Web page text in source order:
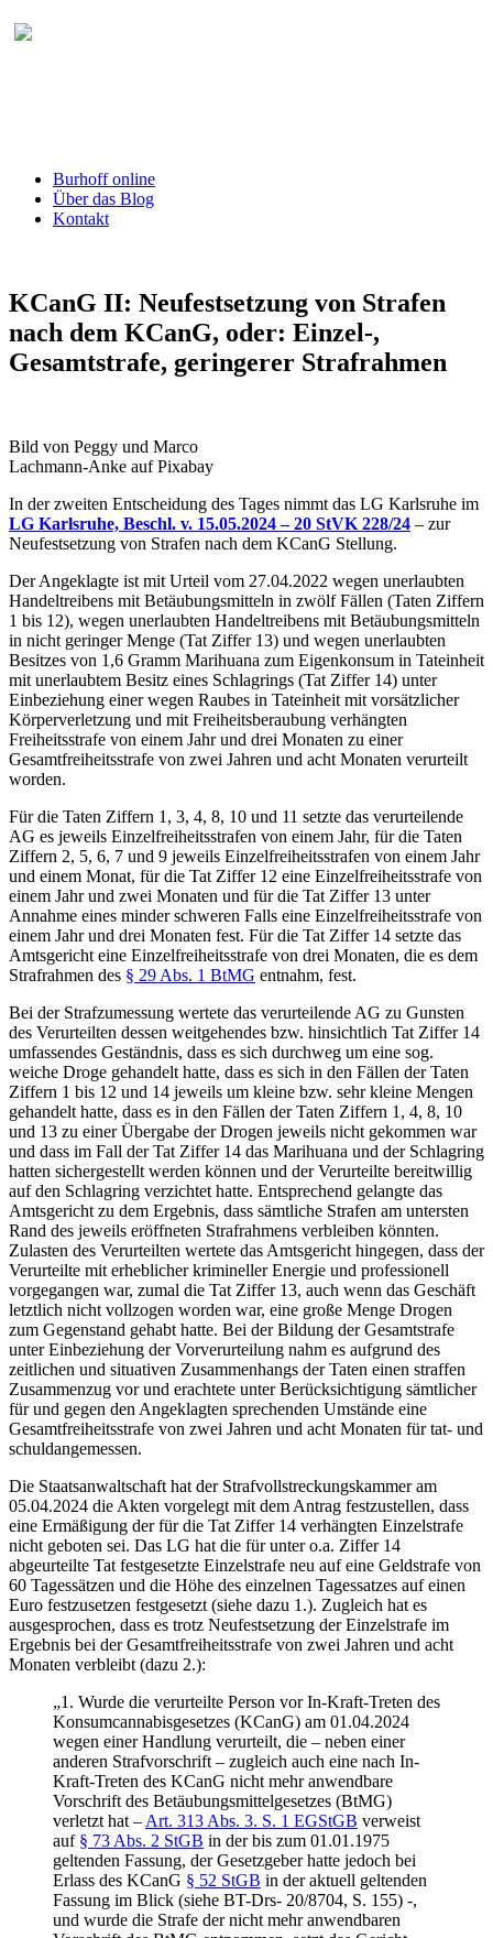
Burhoff online
Über das Blog
Kontakt
KCanG II: Neufestsetzung von Strafen
nach dem KCanG, oder: Einzel-,
Gesamtstrafe, geringerer Strafrahmen
Bild von Peggy und Marco
Lachmann-Anke auf Pixabay
In der zweiten Entscheidung des Tages nimmt das LG Karlsruhe im
LG Karlsruhe, Beschl. v. 15.05.2024 – 20 StVK 228/24 – zur
Neufestsetzung von Strafen nach dem KCanG Stellung.
Der Angeklagte ist mit Urteil vom 27.04.2022 wegen unerlaubten
Handeltreibens mit Betäubungsmitteln in zwölf Fällen (Taten Ziffern
1 bis 12), wegen unerlaubten Handeltreibens mit Betäubungsmitteln
in nicht geringer Menge (Tat Ziffer 13) und wegen unerlaubten
Besitzes von 1,6 Gramm Marihuana zum Eigenkonsum in Tateinheit
mit unerlaubtem Besitz eines Schlagrings (Tat Ziffer 14) unter
Einbeziehung einer wegen Raubes in Tateinheit mit vorsätzlicher
Körperverletzung und mit Freiheitsberaubung verhängten
Freiheitsstrafe von einem Jahr und drei Monaten zu einer
Gesamtfreiheitsstrafe von zwei Jahren und acht Monaten verurteilt
worden.
Für die Taten Ziffern 1, 3, 4, 8, 10 und 11 setzte das verurteilende
AG es jeweils Einzelfreiheitsstrafen von einem Jahr, für die Taten
Ziffern 2, 5, 6, 7 und 9 jeweils Einzelfreiheitsstrafen von einem Jahr
und einem Monat, für die Tat Ziffer 12 eine Einzelfreiheitsstrafe von
einem Jahr und zwei Monaten und für die Tat Ziffer 13 unter
Annahme eines minder schweren Falls eine Einzelfreiheitsstrafe von
einem Jahr und drei Monaten fest. Für die Tat Ziffer 14 setzte das
Amtsgericht eine Einzelfreiheitsstrafe von drei Monaten, die es dem
Strafrahmen des § 29 Abs. 1 BtMG entnahm, fest.
Bei der Strafzumessung wertete das verurteilende AG zu Gunsten
des Verurteilten dessen weitgehendes bzw. hinsichtlich Tat Ziffer 14
umfassendes Geständnis, dass es sich durchweg um eine sog.
weiche Droge gehandelt hatte, dass es sich in den Fällen der Taten
Ziffern 1 bis 12 und 14 jeweils um kleine bzw. sehr kleine Mengen
gehandelt hatte, dass es in den Fällen der Taten Ziffern 1, 4, 8, 10
und 13 zu einer Übergabe der Drogen jeweils nicht gekommen war
und dass im Fall der Tat Ziffer 14 das Marihuana und der Schlagring
hatten sichergestellt werden können und der Verurteilte bereitwillig
auf den Schlagring verzichtet hatte. Entsprechend gelangte das
Amtsgericht zu dem Ergebnis, dass sämtliche Strafen am untersten
Rand des jeweils eröffneten Strafrahmens verbleiben könnten.
Zulasten des Verurteilten wertete das Amtsgericht hingegen, dass der
Verurteilte mit erheblicher krimineller Energie und professionell
vorgegangen war, zumal die Tat Ziffer 13, auch wenn das Geschäft
letztlich nicht vollzogen worden war, eine große Menge Drogen
zum Gegenstand gehabt hatte. Bei der Bildung der Gesamtstrafe
unter Einbeziehung der Vorverurteilung nahm es aufgrund des
zeitlichen und situativen Zusammenhangs der Taten einen straffen
Zusammenzug vor und erachtete unter Berücksichtigung sämtlicher
für und gegen den Angeklagten sprechenden Umstände eine
Gesamtfreiheitsstrafe von zwei Jahren und acht Monaten für tat- und
schuldangemessen.
Die Staatsanwaltschaft hat der Strafvollstreckungskammer am
05.04.2024 die Akten vorgelegt mit dem Antrag festzustellen, dass
eine Ermäßigung der für die Tat Ziffer 14 verhängten Einzelstrafe
nicht geboten sei. Das LG hat die für unter o.a. Ziffer 14
abgeurteilte Tat festgesetzte Einzelstrafe neu auf eine Geldstrafe von
60 Tagessätzen und die Höhe des einzelnen Tagessatzes auf einen
Euro festzusetzen festgesetzt (siehe dazu 1.). Zugleich hat es
ausgesprochen, dass es trotz Neufestsetzung der Einzelstrafe im
Ergebnis bei der Gesamtfreiheitsstrafe von zwei Jahren und acht
Monaten verbleibt (dazu 2.):
„1. Wurde die verurteilte Person vor In-Kraft-Treten des
Konsumcannabisgesetzes (KCanG) am 01.04.2024
wegen einer Handlung verurteilt, die – neben einer
anderen Strafvorschrift – zugleich auch eine nach In-
Kraft-Treten des KCanG nicht mehr anwendbare
Vorschrift des Betäubungsmittelgesetzes (BtMG)
verletzt hat – Art. 313 Abs. 3. S. 1 EGStGB verweist
auf § 73 Abs. 2 StGB in der bis zum 01.01.1975
geltenden Fassung, der Gesetzgeber hatte jedoch bei
Erlass des KCanG § 52 StGB in der aktuell geltenden
Fassung im Blick (siehe BT-Drs- 20/8704, S. 155) -,
und wurde die Strafe der nicht mehr anwendbaren